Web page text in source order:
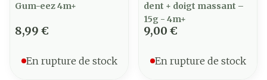
Gum-eez 4m+
8,99 €
En rupture de stock
dent + doigt massant –
15g - 4m+
9,00 €
En rupture de stock